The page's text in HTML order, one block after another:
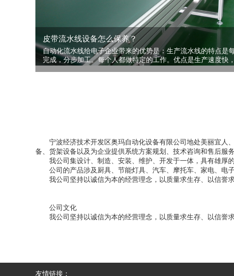
皮带流水线设备怎么保养？
自动化流水线给电子企业带来的优势是：生产流水线的特点是
完成，分步加工。每个人都做特定的工作。优点是生产速度快，
宁波经济技术开发区奥玛自动化设备有限公司地处美丽宜人
备、货架设备以及为企业提供系统方案规划、技术咨询和售后服
我公司集设计、制造、安装、维护、开发于一体，具有雄厚
公司的产品涉及厨具、节能灯具、汽车、摩托车、家电、电
我公司坚持以诚信为本的经营理念，以质量求生存、以信誉
公司文化
我公司坚持以诚信为本的经营理念，以质量求生存、以信誉
友情链接：